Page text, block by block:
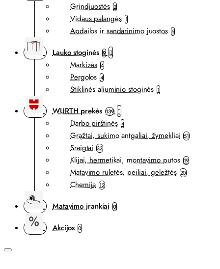
Grindjuostės 2
Vidaus palangės 1
Apdailos ir sandarinimo juostos 6
Lauko stoginės 9
Markizės 4
Pergolos 4
Stiklinės aliuminio stoginės 1
WURTH prekės 139
Darbo pirštinės 4
Grąžtai, sukimo antgaliai, žymekliai 51
Sraigtai 33
Klijai, hermetikai, montavimo putos 19
Matavimo ruletės, peiliai, geležtės 20
Chemija 12
Matavimo įrankiai 0
Akcijos 0